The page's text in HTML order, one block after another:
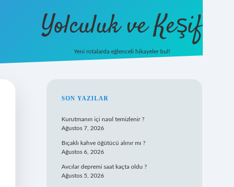
Yolculuk ve Keşif
Yeni rotalarda eğlenceli hikayeler bul!
SIDEBAR
SON YAZILAR
Kurutmanın içi nasıl temizlenir ?
Ağustos 7, 2026
Bıçaklı kahve öğütücü alınır mı ?
Ağustos 6, 2026
Avcılar depremi saat kaçta oldu ?
Ağustos 5, 2026